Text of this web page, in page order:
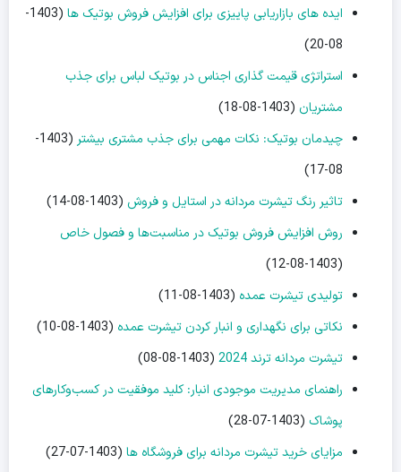
ایده های بازاریابی پاییزی برای افزایش فروش بوتیک ها
(1403-
08-20)
استراتژی قیمت گذاری اجناس در بوتیک لباس برای جذب
مشتریان (1403-08-18)
چیدمان بوتیک: نکات مهمی برای جذب مشتری بیشتر
(1403-
08-17)
تاثیر رنگ تیشرت مردانه در استایل و فروش (1403-08-14)
روش افزایش فروش بوتیک در مناسبت‌ها و فصول خاص
(1403-08-12)
تولیدی تیشرت عمده (1403-08-11)
نکاتی برای نگهداری و انبار کردن تیشرت عمده (1403-08-10)
تیشرت مردانه ترند 2024
(1403-08-08)
راهنمای مدیریت موجودی انبار: کلید موفقیت در کسب‌وکارهای
پوشاک (1403-07-28)
مزایای خرید تیشرت مردانه برای فروشگاه ها (1403-07-27)